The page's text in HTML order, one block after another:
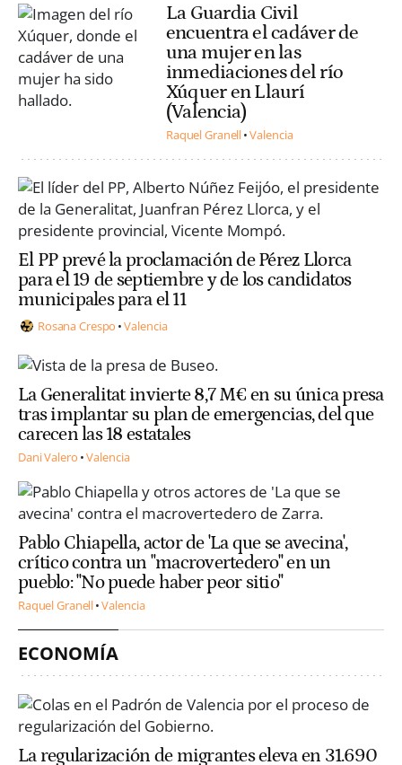
La Guardia Civil
encuentra el cadáver de
una mujer en las
inmediaciones del río
Xúquer en Llaurí
(Valencia)
Raquel Granell Valencia
El PP prevé la proclamación de Pérez Llorca
para el 19 de septiembre y de los candidatos
municipales para el 11
Rosana Crespo Valencia
La Generalitat invierte 8,7 M€ en su única presa
tras implantar su plan de emergencias, del que
carecen las 18 estatales
Dani Valero Valencia
Pablo Chiapella, actor de 'La que se avecina',
crítico contra un "macrovertedero" en un
pueblo: "No puede haber peor sitio"
Raquel Granell Valencia
ECONOMÍA
La regularización de migrantes eleva en 31.690